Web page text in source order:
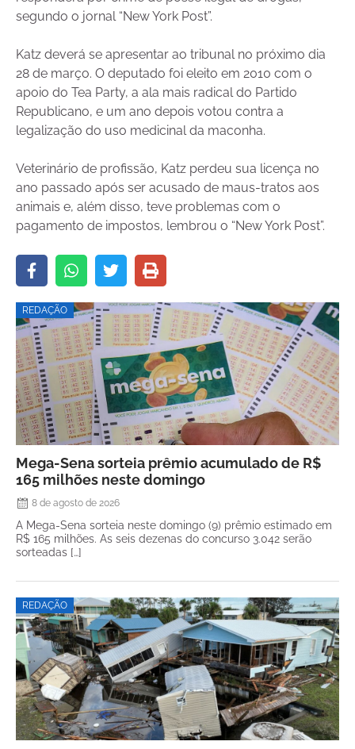
segundo o jornal “New York Post”.
Katz deverá se apresentar ao tribunal no próximo dia
28 de março. O deputado foi eleito em 2010 com o
apoio do Tea Party, a ala mais radical do Partido
Republicano, e um ano depois votou contra a
legalização do uso medicinal da maconha.
Veterinário de profissão, Katz perdeu sua licença no
ano passado após ser acusado de maus-tratos aos
animais e, além disso, teve problemas com o
pagamento de impostos, lembrou o “New York Post”.
REDAÇÃO
Mega-Sena sorteia prêmio acumulado de R$
165 milhões neste domingo
8 de agosto de 2026
A Mega-Sena sorteia neste domingo (9) prêmio estimado em
R$ 165 milhões. As seis dezenas do concurso 3.042 serão
sorteadas […]
REDAÇÃO